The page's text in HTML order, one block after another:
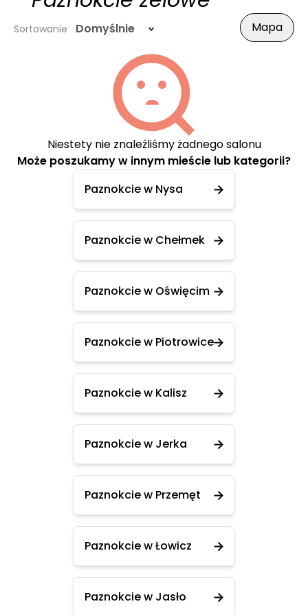
Sortowanie Domyślnie Mapa
Niestety nie znaleźliśmy żadnego salonu
Może poszukamy w innym mieście lub kategorii?
Paznokcie w Nysa
Paznokcie w Chełmek
Paznokcie w Oświęcim
Paznokcie w Piotrowice
Paznokcie w Kalisz
Paznokcie w Jerka
Paznokcie w Przemęt
Paznokcie w Łowicz
Paznokcie w Jasło